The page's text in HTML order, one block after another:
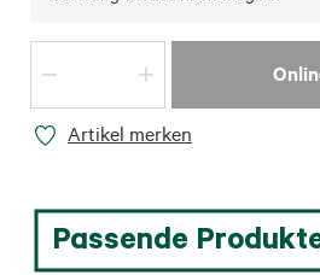
Artikel merken
Passende